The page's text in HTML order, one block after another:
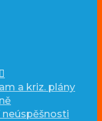
a kriz. plány
neúspěšnosti